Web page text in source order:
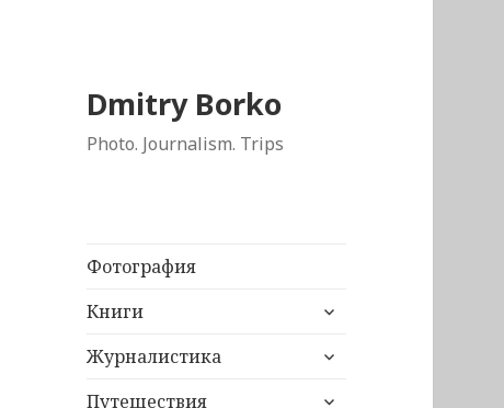
Dmitry Borko
Photo. Journalism. Trips
Фотография
Книги
раскрыть
меню
Журналистика
раскрыть
меню
Путешествия
раскрыть